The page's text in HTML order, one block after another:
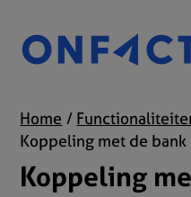
Home
Koppeling met de bank
Koppeling